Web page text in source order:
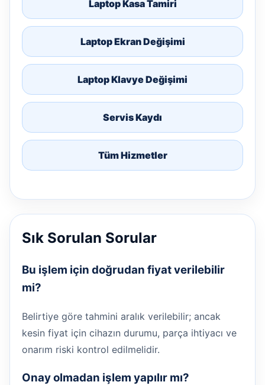
Laptop Kasa Tamiri
Laptop Ekran Değişimi
Laptop Klavye Değişimi
Servis Kaydı
Tüm Hizmetler
Sık Sorulan Sorular
Bu işlem için doğrudan fiyat verilebilir
mi?
Belirtiye göre tahmini aralık verilebilir; ancak
kesin fiyat için cihazın durumu, parça ihtiyacı ve
onarım riski kontrol edilmelidir.
Onay olmadan işlem yapılır mı?